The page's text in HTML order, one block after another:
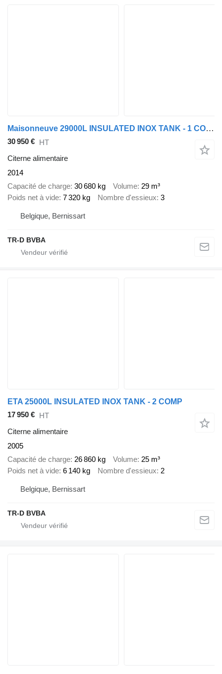
Maisonneuve 29000L INSULATED INOX TANK - 1 COMP - PUMP
30 950 € HT
Citerne alimentaire
2014
Capacité de charge 30 680 kg Volume 29 m³
Poids net à vide 7 320 kg Nombre d'essieux 3
Belgique, Bernissart
TR-D BVBA
ETA 25000L INSULATED INOX TANK - 2 COMP
17 950 € HT
Citerne alimentaire
2005
Capacité de charge 26 860 kg Volume 25 m³
Poids net à vide 6 140 kg Nombre d'essieux 2
Belgique, Bernissart
TR-D BVBA